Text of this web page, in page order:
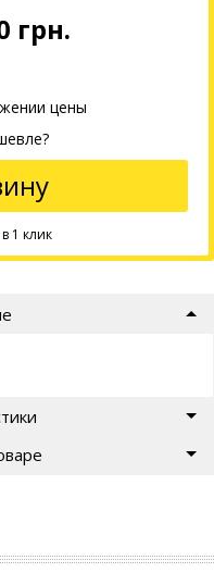
грн.
цены
1 клик